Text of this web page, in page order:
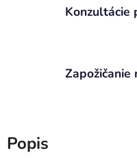
Konzultácie
Zapožičanie
Popis